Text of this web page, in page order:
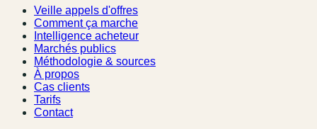
Veille appels d'offres
Comment ça marche
Intelligence acheteur
Marchés publics
Méthodologie & sources
À propos
Cas clients
Tarifs
Contact